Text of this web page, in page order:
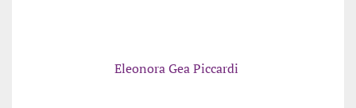
Eleonora Gea Piccardi